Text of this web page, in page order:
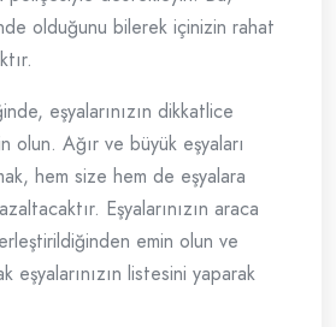
olduğunu bilerek içinizin rahat
eşyalarınızın dikkatlice
olun. Ağır ve büyük eşyaları
hem size hem de eşyalara
Eşyalarınızın araca
emin olun ve
eşyalarınızın listesini yaparak